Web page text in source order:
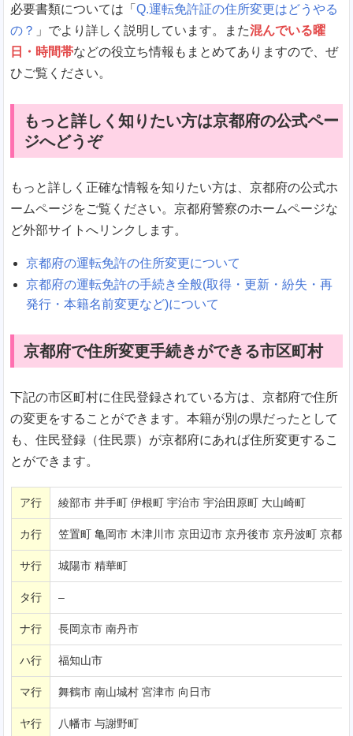
必要書類については「 Q.運転免許証の住所変更はどうやる
の？ 」でより詳しく説明しています。また混んでいる曜
日・時間帯などの役立ち情報もまとめてありますので、ぜ
ひご覧ください。
もっと詳しく知りたい方は京都府の公式ペー
ジへどうぞ
もっと詳しく正確な情報を知りたい方は、京都府の公式ホ
ームページをご覧ください。京都府警察のホームページな
ど外部サイトへリンクします。
京都府の運転免許の住所変更について
京都府の運転免許の手続き全般(取得・更新・紛失・再
発行・本籍名前変更など)について
京都府で住所変更手続きができる市区町村
下記の市区町村に住民登録されている方は、京都府で住所
の変更をすることができます。本籍が別の県だったとして
も、住民登録（住民票）が京都府にあれば住所変更するこ
とができます。
ア行 綾部市 井手町 伊根町 宇治市 宇治田原町 大山崎町
カ行 笠置町 亀岡市 木津川市 京田辺市 京丹後市 京丹波町 京都
サ行 城陽市 精華町
タ行 –
ナ行 長岡京市 南丹市
ハ行 福知山市
マ行 舞鶴市 南山城村 宮津市 向日市
ヤ行 八幡市 与謝野町